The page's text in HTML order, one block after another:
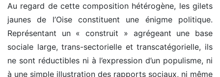
Au regard de cette composition hétérogène, les gilets
jaunes de l’Oise constituent une énigme politique.
Représentant un « construit » agrégeant une base
sociale large, trans-sectorielle et transcatégorielle, ils
ne sont réductibles ni à l’expression d’un populisme, ni
à une simple illustration des rapports sociaux, ni même